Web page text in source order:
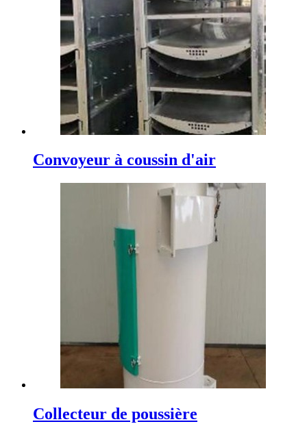
Convoyeur à coussin d'air
Collecteur de poussière